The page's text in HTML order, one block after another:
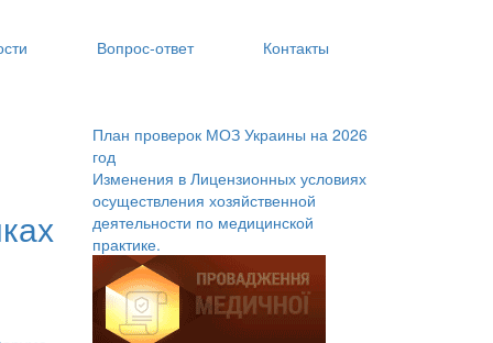
Вопрос‑ответ Контакты
План проверок МОЗ Украины на 2026
год
Изменения в Лицензионных условиях
осуществления хозяйственной
деятельности по медицинской
практике.